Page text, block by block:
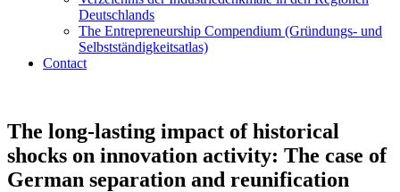
Deutschlands
The Entrepreneurship Compendium (Gründungs- und
Selbstständigkeitsatlas)
Contact
The long-lasting impact of historical
shocks on innovation activity: The case of
German separation and reunification